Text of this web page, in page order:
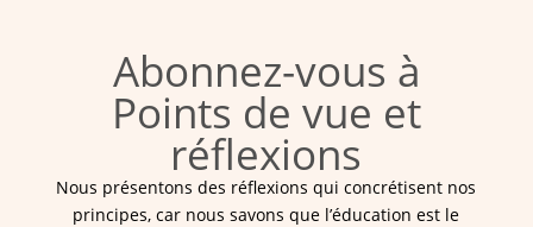
Abonnez-vous à
Points de vue et
réflexions
Nous présentons des réflexions qui concrétisent nos
principes, car nous savons que l’éducation est le